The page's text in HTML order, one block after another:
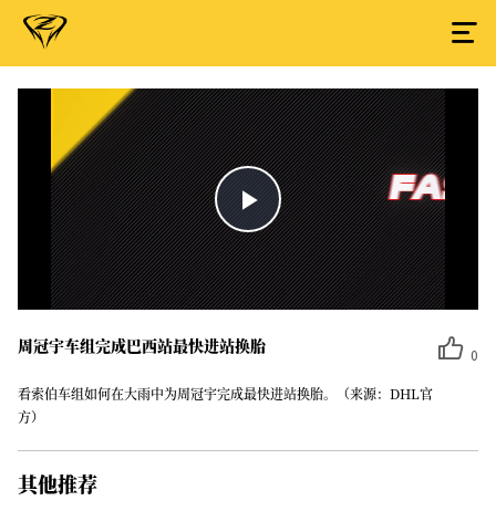
Play
Video
周冠宇车组完成巴西站最快进站换胎
看索伯车组如何在大雨中为周冠宇完成最快进站换胎。（来源：DHL官
方）
0
其他推荐